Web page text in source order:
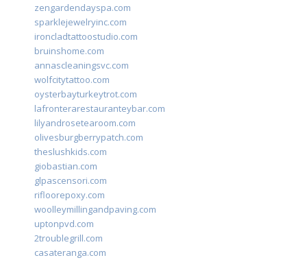
zengardendayspa.com
sparklejewelryinc.com
ironcladtattoostudio.com
bruinshome.com
annascleaningsvc.com
wolfcitytattoo.com
oysterbayturkeytrot.com
lafronterarestauranteybar.com
lilyandrosetearoom.com
olivesburgberrypatch.com
theslushkids.com
giobastian.com
glpascensori.com
rifloorepoxy.com
woolleymillingandpaving.com
uptonpvd.com
2troublegrill.com
casateranga.com